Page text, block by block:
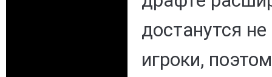
достанутся
игроки,